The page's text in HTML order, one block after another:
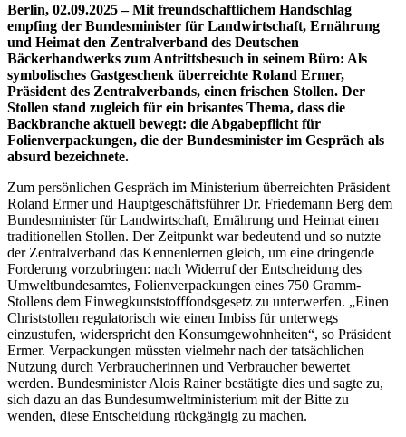
Berlin, 02.09.2025 – Mit freundschaftlichem Handschlag
empfing der Bundesminister für Landwirtschaft, Ernährung
und Heimat den Zentralverband des Deutschen
Bäckerhandwerks zum Antrittsbesuch in seinem Büro: Als
symbolisches Gastgeschenk überreichte Roland Ermer,
Präsident des Zentralverbands, einen frischen Stollen. Der
Stollen stand zugleich für ein brisantes Thema, dass die
Backbranche aktuell bewegt: die Abgabepflicht für
Folienverpackungen, die der Bundesminister im Gespräch als
absurd bezeichnete.
Zum persönlichen Gespräch im Ministerium überreichten Präsident
Roland Ermer und Hauptgeschäftsführer Dr. Friedemann Berg dem
Bundesminister für Landwirtschaft, Ernährung und Heimat einen
traditionellen Stollen. Der Zeitpunkt war bedeutend und so nutzte
der Zentralverband das Kennenlernen gleich, um eine dringende
Forderung vorzubringen: nach Widerruf der Entscheidung des
Umweltbundesamtes, Folienverpackungen eines 750 Gramm-
Stollens dem Einwegkunststofffondsgesetz zu unterwerfen. „Einen
Christstollen regulatorisch wie einen Imbiss für unterwegs
einzustufen, widerspricht den Konsumgewohnheiten“, so Präsident
Ermer. Verpackungen müssten vielmehr nach der tatsächlichen
Nutzung durch Verbraucherinnen und Verbraucher bewertet
werden. Bundesminister Alois Rainer bestätigte dies und sagte zu,
sich dazu an das Bundesumweltministerium mit der Bitte zu
wenden, diese Entscheidung rückgängig zu machen.